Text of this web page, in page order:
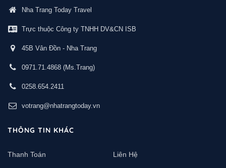
Nha Trang Today Travel
Trực thuộc Công ty TNHH DV&CN ISB
45B Vân Đồn - Nha Trang
0971.71.4868 (Ms.Trang)
0258.654.2411
votrang@nhatrangtoday.vn
THÔNG TIN KHÁC
Thanh Toán Liên Hệ